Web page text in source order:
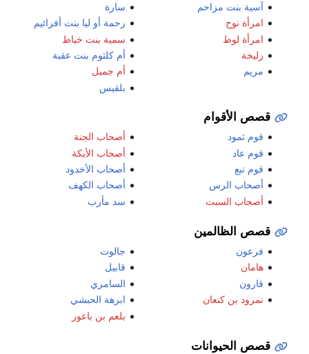
آسية بنت مزاحم
امرأة نوح
امرأة لوط
زليخة
مريم
سارة
رحمة أو ليا بنت أفرائيم
سمية بنت خياط
أم كلثوم بنت عقبة
أم جميل
بلقيس
قصص الأقوام
قوم ثمود
قوم عاد
قوم تبع
أصحاب الرس
أصحاب السبت
أصحاب الجنة
أصحاب الأيكة
أصحاب الأخدود
أصحاب الكهف
سد مأرب
قصص الظالمين
فرعون
هامان
قارون
نمرود بن كنعان
جالوت
قابيل
السامري
ابرهة الحبشي
بلعم بن باعور
قصص الحيوانات